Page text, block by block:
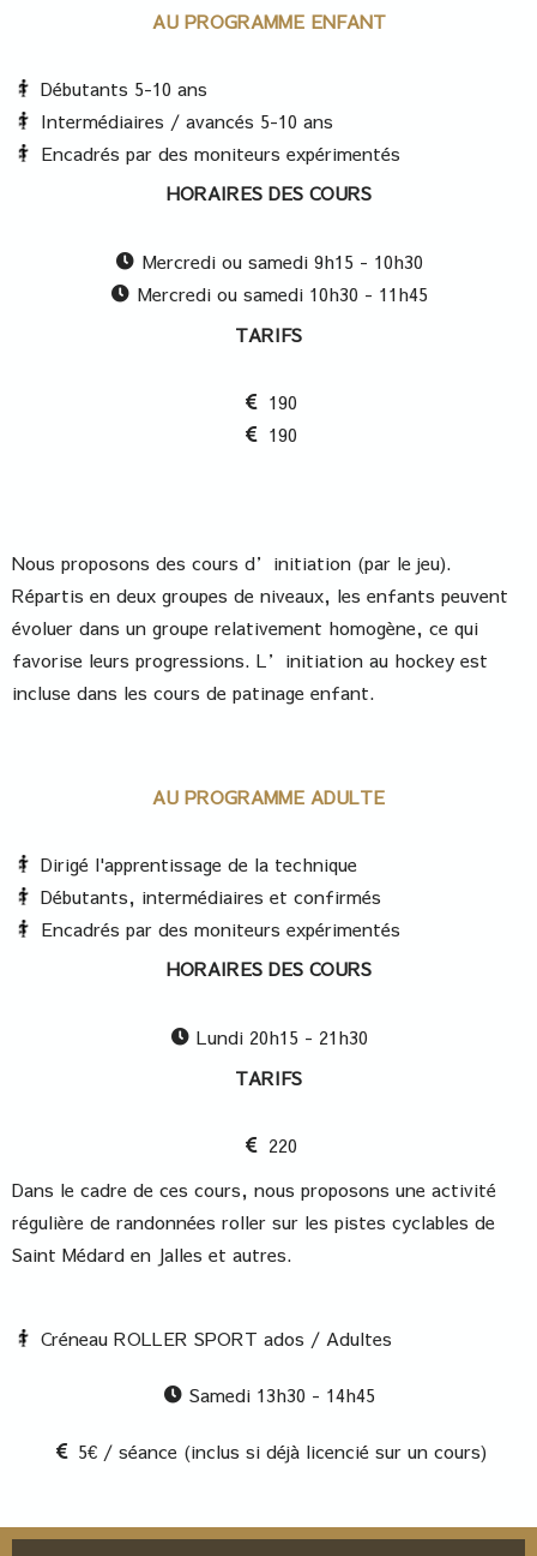
AU PROGRAMME ENFANT
Débutants 5-10 ans
Intermédiaires / avancés 5-10 ans
Encadrés par des moniteurs expérimentés
HORAIRES DES COURS
Mercredi ou samedi 9h15 - 10h30
Mercredi ou samedi 10h30 - 11h45
TARIFS
190
190
Nous proposons des cours d’initiation (par le jeu).
Répartis en deux groupes de niveaux, les enfants peuvent
évoluer dans un groupe relativement homogène, ce qui
favorise leurs progressions. L’initiation au hockey est
incluse dans les cours de patinage enfant.
AU PROGRAMME ADULTE
Dirigé l'apprentissage de la technique
Débutants, intermédiaires et confirmés
Encadrés par des moniteurs expérimentés
HORAIRES DES COURS
Lundi 20h15 - 21h30
TARIFS
220
Dans le cadre de ces cours, nous proposons une activité
régulière de randonnées roller sur les pistes cyclables de
Saint Médard en Jalles et autres.
Créneau ROLLER SPORT ados / Adultes
Samedi 13h30 - 14h45
5€ / séance (inclus si déjà licencié sur un cours)